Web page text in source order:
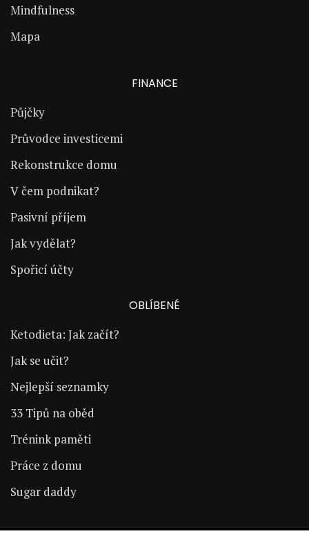
Mindfulness
Mapa
FINANCE
Půjčky
Průvodce investicemi
Rekonstrukce domu
V čem podnikat?
Pasivní příjem
Jak vydělat?
Spořicí účty
OBLÍBENÉ
Ketodieta: Jak začít?
Jak se učit?
Nejlepší seznamky
33 Tipů na oběd
Trénink paměti
Práce z domu
Sugar daddy